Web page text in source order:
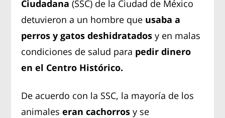
Ciudadana(SSC) de la Ciudad de México
detuvieron a un hombre que usaba a
perros y gatos deshidratados y en malas
condiciones de salud para pedir dinero
en el Centro Histórico.
De acuerdo con la SSC, la mayoría de los
animales eran cachorrosy se